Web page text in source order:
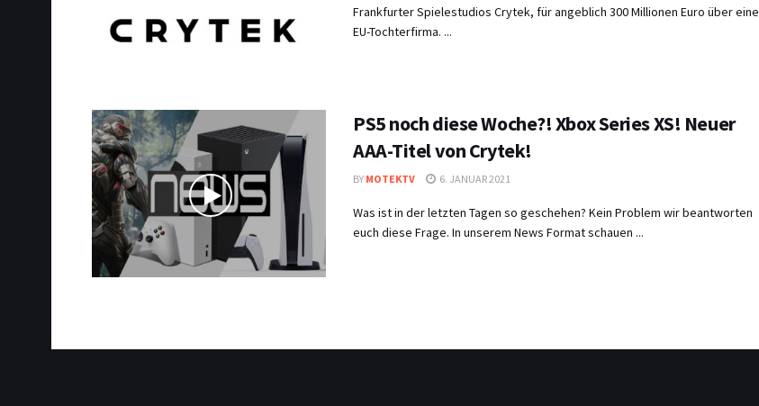
Frankfurter Spielestudios Crytek, für angeblich 300 Millionen Euro über eine
EU-Tochterfirma. ...
PS5 noch diese Woche?! Xbox Series XS! Neuer
AAA-Titel von Crytek!
BY MOTEKTV 6. JANUAR 2021
Was ist in der letzten Tagen so geschehen? Kein Problem wir beantworten
euch diese Frage. In unserem News Format schauen ...